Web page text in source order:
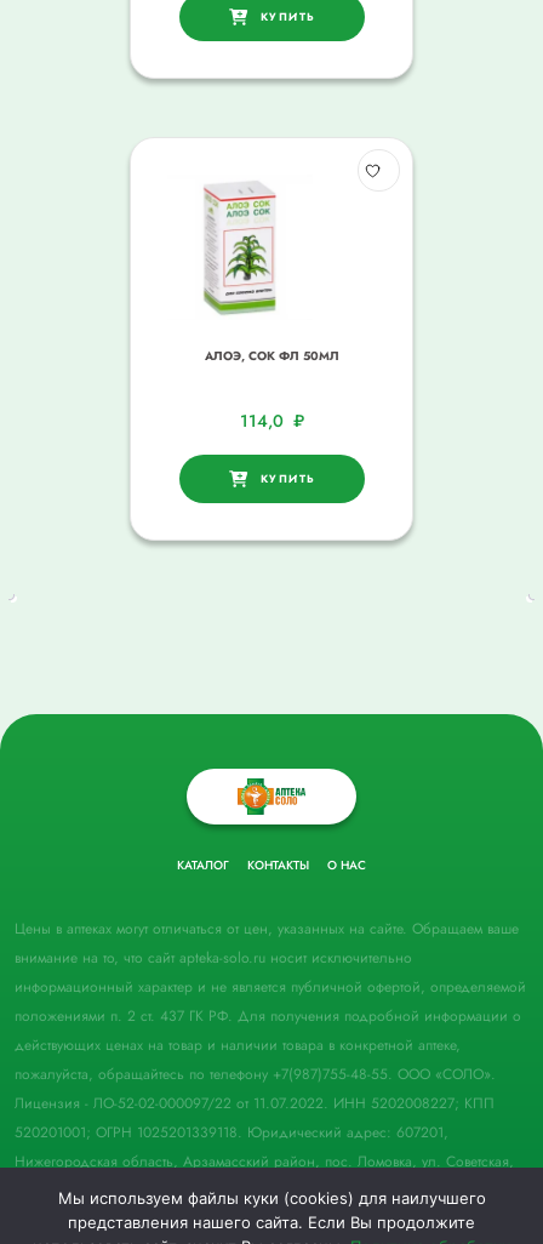
КУПИТЬ
АЛОЭ, СОК ФЛ 50МЛ
114,0 ₽
КУПИТЬ
КАТАЛОГ КОНТАКТЫ О НАС
Цены в аптеках могут отличаться от цен, указанных на сайте. Обращаем ваше
внимание на то, что сайт apteka-solo.ru носит исключительно
информационный характер и не является публичной офертой, определяемой
положениями п. 2 ст. 437 ГК РФ. Для получения подробной информации о
действующих ценах на товар и наличии товара в конкретной аптеке,
пожалуйста, обращайтесь по телефону +7(987)755-48-55. ООО «СОЛО».
Лицензия - ЛО-52-02-000097/22 от 11.07.2022. ИНН 5202008227; КПП
520201001; ОГРН 1025201339118. Юридический адрес: 607201,
Нижегородская область, Арзамасский район, пос. Ломовка, ул. Советская,
д. 33, пом. 21.
© 2022 Аптека "Соло". Все права защищены.
Мы используем файлы куки (cookies) для наилучшего
представления нашего сайта. Если Вы продолжите